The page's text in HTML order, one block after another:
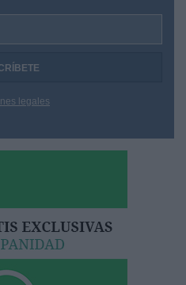
legales